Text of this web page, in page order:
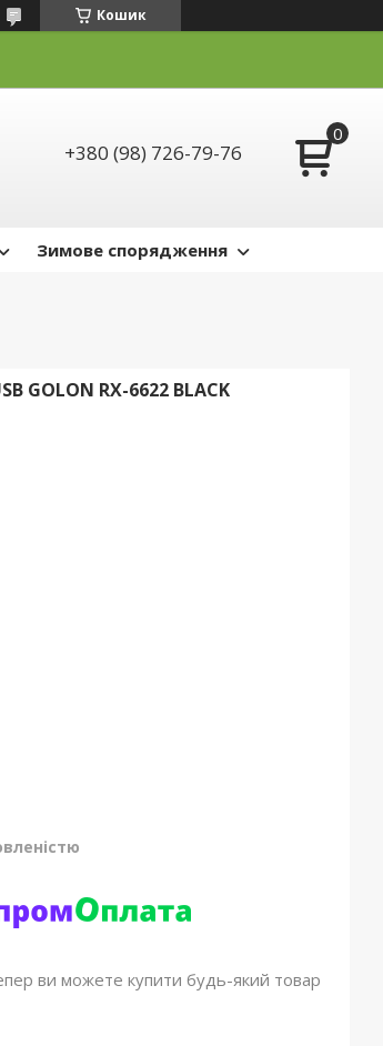
Кошик
+380 (98) 726-79-76
Зимове спорядження
RX-6622 BLACK
ви можете купити будь-який товар